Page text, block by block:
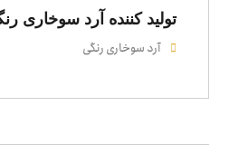
تولید کننده آرد سوخاری
آرد سوخاری رنگی